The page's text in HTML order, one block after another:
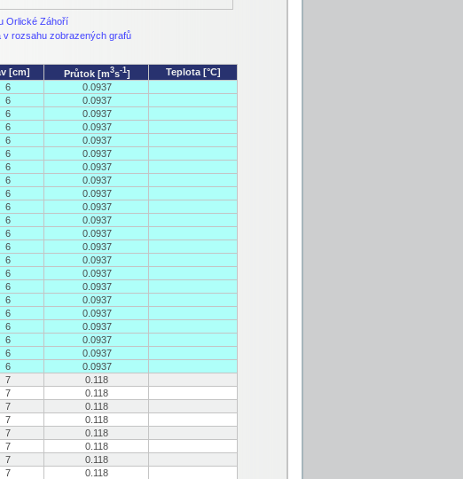
Orlické Záhoří
v rozsahu zobrazených grafů
[cm] Průtok [m3s-1]
Teplota [°C]
6
0.0937
6
0.0937
6
0.0937
6
0.0937
6
0.0937
6
0.0937
6
0.0937
6
0.0937
6
0.0937
6
0.0937
6
0.0937
6
0.0937
6
0.0937
6
0.0937
6
0.0937
6
0.0937
6
0.0937
6
0.0937
6
0.0937
6
0.0937
6
0.0937
6
0.0937
7
0.118
7
0.118
7
0.118
7
0.118
7
0.118
7
0.118
7
0.118
7 0.118